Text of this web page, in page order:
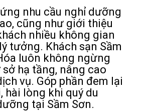
nhu cầu nghỉ dưỡng
cũng như giới thiệu
nhiều không gian
tưởng. Khách sạn Sầm
luôn không ngừng
hạ tầng, nâng cao
vụ. Góp phần đem lại
hài lòng khi quý du
tại Sầm Sơn.